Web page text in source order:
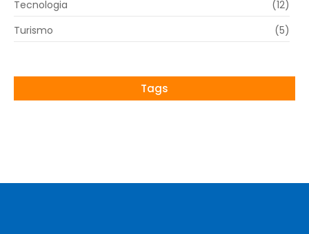
Tecnologia
(12)
Turismo
(5)
Tags